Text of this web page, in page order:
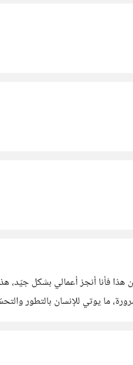
هذا فأنا أنجز أعمالي بشكل
يوتي للإنسان بالتطور